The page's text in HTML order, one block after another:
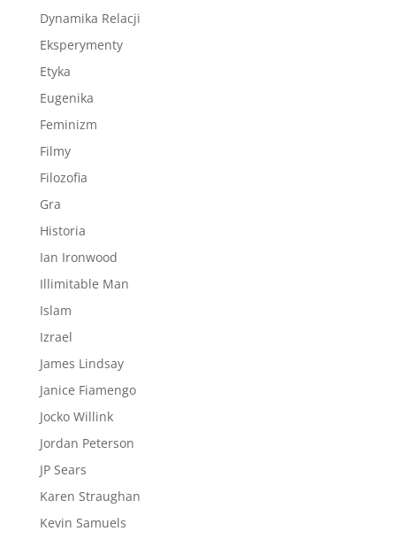
Dynamika Relacji
Eksperymenty
Etyka
Eugenika
Feminizm
Filmy
Filozofia
Gra
Historia
Ian Ironwood
Illimitable Man
Islam
Izrael
James Lindsay
Janice Fiamengo
Jocko Willink
Jordan Peterson
JP Sears
Karen Straughan
Kevin Samuels